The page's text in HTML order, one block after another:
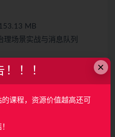
MB
场景实战与消息队列
五大应用与两大框架
征&本地消息表事务消息方
×
！！！
课程，资源价值越高还可